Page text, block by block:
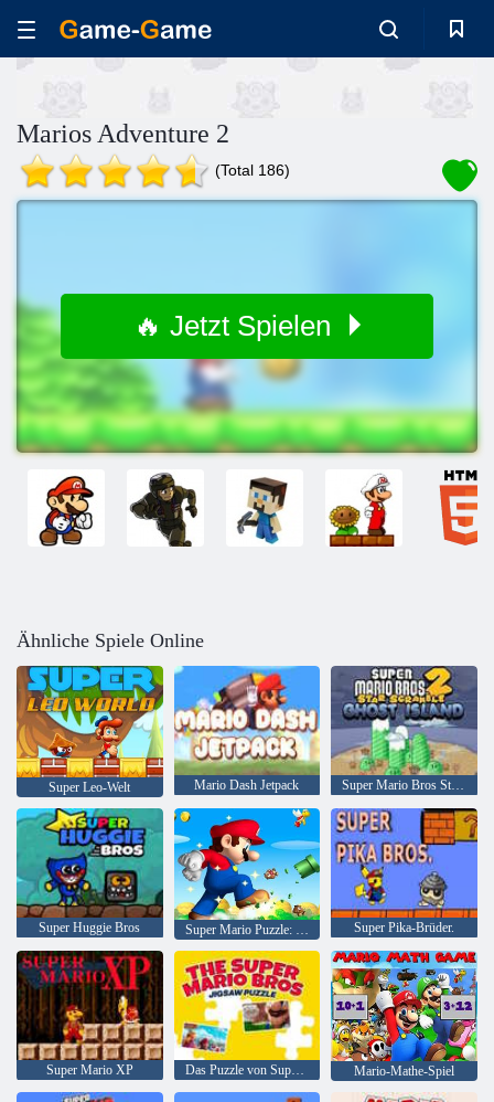
Marios Adventure 2
(Total 186)
🔥 Jetzt Spielen
Ähnliche Spiele Online
Super Leo-Welt Mario Dash Jetpack Super Mario Bros Star Scramble 2 Geisterinsel
Super Huggie Bros Super Pika-Brüder.
Super Mario XP Das Puzzle von Super Mario Bros Mario-Mathe-Spiel